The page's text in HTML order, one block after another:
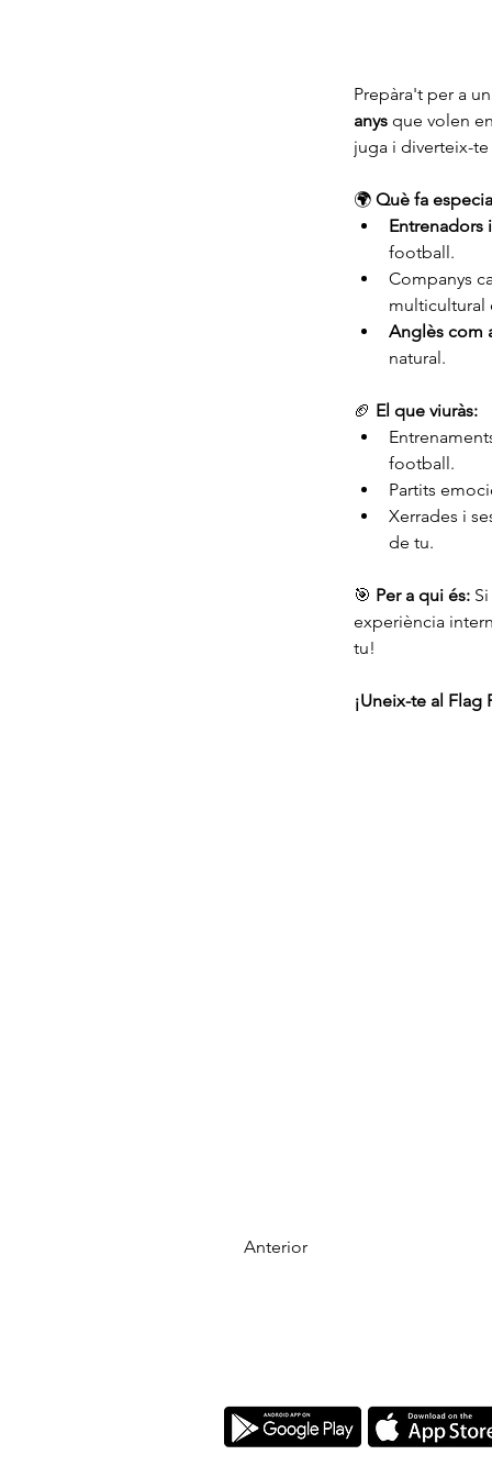
Prepàra't per a
anys que volen
juga i diverteix-
🌍 Què fa
Entrenadors
football.
Companys
multicultural
Anglès com
natural.
🏈 El que viuràs:
football.
Partits
Xerrades i
de tu.
🎯 Per a qui és:
experiència
tu!
¡Uneix-te al
Anterior